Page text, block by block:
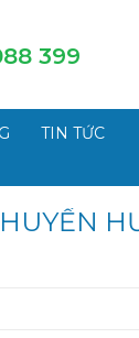
399
TIN TỨC